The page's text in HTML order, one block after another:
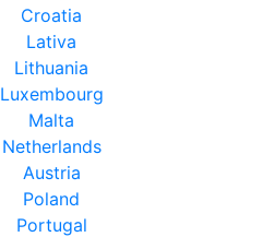
Croatia
Lativa
Lithuania
Luxembourg
Malta
Netherlands
Austria
Poland
Portugal